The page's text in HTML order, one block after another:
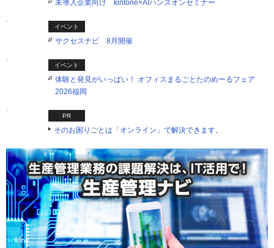
未導入企業向け kintone×AIハンズオンセミナー
イベント
サクセスナビ 8月開催
イベント
体験と発見がいっぱい！ オフィスまるごとたのめーるフェア
2026福岡
PR
そのお困りごとは「オンライン」で解決できます。